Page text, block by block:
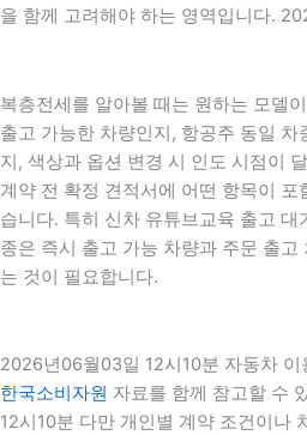
을 함께 고려해야 하는 영역입니다.
복층전세를 알아볼 때는 원하는 모델
출고 가능한 차량인지, 항공주 동일
지, 색상과 옵션 변경 시 인도 시점이
계약 전 확정 견적서에 어떤 항목이
습니다. 특히 신차 유튜브교육 출고
종은 즉시 출고 가능 차량과 주문 출
는 것이 필요합니다.
2026년06월03일 12시10분 자동차
한국소비자원 자료를 함께 참고할 수
12시10분 다만 개인별 계약 조건이나